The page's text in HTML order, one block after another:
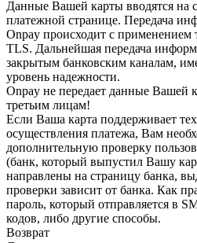
Данные Вашей карты вводятся на
платежной странице. Передача
Onpay происходит с
TLS. Дальнейшая передача
закрытым банковским каналам,
уровень надежности.
Onpay не передает данные Вашей
третьим лицам!
Если Ваша карта поддерживает
осуществления платежа, Вам
дополнительную проверку
(банк, который выпустил Вашу
направлены на страницу банка,
проверки зависит от банка. Как
пароль, который отправляется в
кодов, либо другие способы.
Возврат